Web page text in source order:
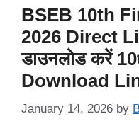
BSEB 10th
2026 Direct
डाउनलोड करें
Download
January 14, 2026 by